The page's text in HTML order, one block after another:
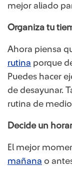
mejor aliado
Organiza tu
Ahora piensa
rutina
porque
Puedes hacer
de desayunar.
rutina de
Decide un
El mejor
mañana​ o